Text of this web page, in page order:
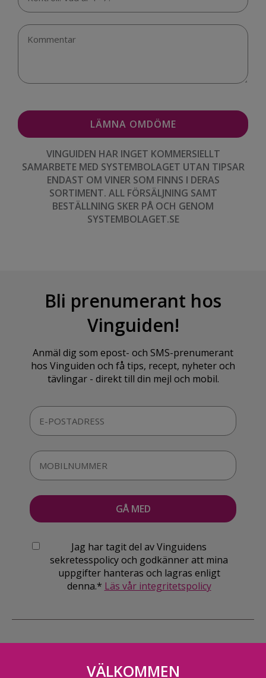
VINGUIDEN HAR INGET KOMMERSIELLT
SAMARBETE MED SYSTEMBOLAGET UTAN TIPSAR
ENDAST OM VINER SOM FINNS I DERAS
SORTIMENT. ALL FÖRSÄLJNING SAMT
BESTÄLLNING SKER PÅ OCH GENOM
SYSTEMBOLAGET.SE
Bli prenumerant hos
Vinguiden!
Anmäl dig som epost- och SMS-prenumerant
hos Vinguiden och få tips, recept, nyheter och
tävlingar - direkt till din mejl och mobil.
Jag har tagit del av Vinguidens
sekretesspolicy och godkänner att mina
uppgifter hanteras och lagras enligt
denna.* Läs vår integritetspolicy
VÄLKOMMEN